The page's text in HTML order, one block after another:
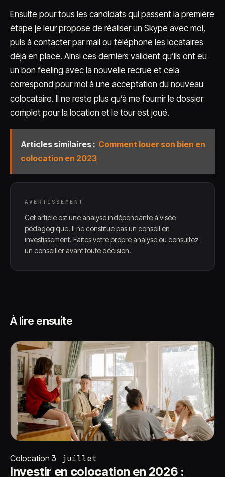
Ensuite pour tous les candidats qui passent la première
étape je leur propose de réaliser un Skype avec moi,
puis à contacter par mail ou téléphone les locataires
déjà en place. Ainsi ces derniers valident qu’ils ont eu
un bon feeling avec la nouvelle recrue et cela
correspond pour moi à une acceptation du nouveau
colocataire. Il ne reste plus qu’à me fournir le dossier
complet pour la location et le tour est joué.
Articles similaires : Comment louer son bien en
colocation en 2023
AVERTISSEMENT
Cet article est une analyse indépendante à visée
pédagogique. Il ne constitue pas un conseil en
investissement. Faites votre propre analyse ou consultez
un conseiller avant toute décision.
À lire ensuite
Colocation 3 juillet
Investir en colocation en 2026 :